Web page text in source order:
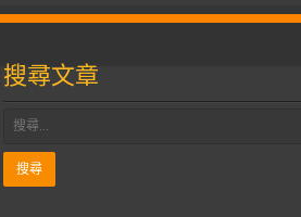
搜尋文章